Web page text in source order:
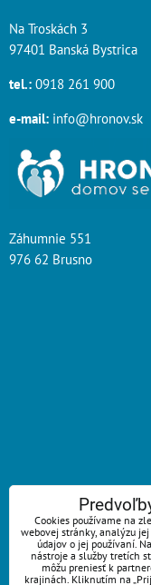
Na Troskách 3
97401 Banská Bystrica
tel.: 0918 261 900
e-mail: info@hronov.sk
Záhumnie 551
976 62 Brusno
ZAVOLÁME VÁM
Váš telefón:*
Cookies používame na
webovej stránky, analýzu
údajov o jej používaní.
nástroje a služby tretích
môžu preniesť k
krajinách. Kliknutím na